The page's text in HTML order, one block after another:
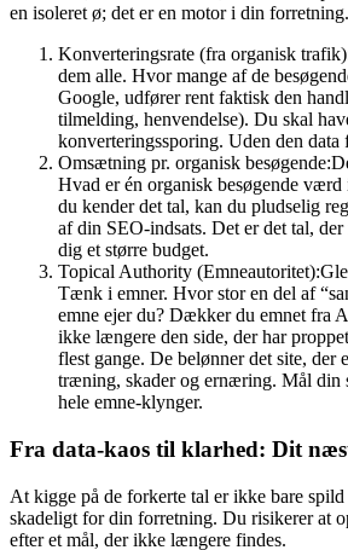
en isoleret ø; det er en motor i din forretning.
Konverteringsrate (fra organisk
dem alle. Hvor mange af de
Google, udfører rent faktisk den
tilmelding, henvendelse). Du skal
konverteringssporing. Uden den data
Omsætning pr. organisk
Hvad er én organisk besøgende
du kender det tal, kan du pludselig
af din SEO-indsats. Det er det tal,
dig et større budget.
Topical Authority
Tænk i emner. Hvor stor en del af
emne ejer du? Dækker du emnet fra
ikke længere den side, der har
flest gange. De belønner det site, der
træning, skader og ernæring. Mål din
hele emne-klynger.
Fra data-kaos til klarhed: Dit
At kigge på de forkerte tal er ikke bare
skadeligt for din forretning. Du risikerer at
efter et mål, der ikke længere findes.